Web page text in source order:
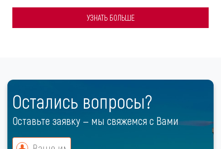
УЗНАТЬ БОЛЬШЕ
Остались вопросы?
Оставьте заявку — мы свяжемся с Вами